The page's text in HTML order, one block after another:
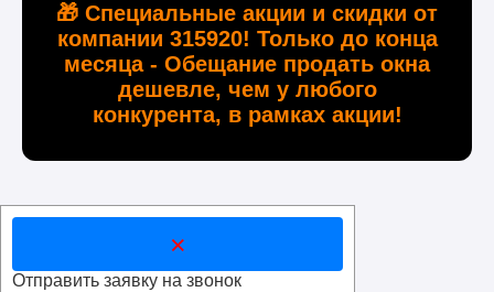
🎁 Специальные акции и скидки от
компании 315920! Только до конца
месяца - Обещание продать окна
дешевле, чем у любого
конкурента, в рамках акции!
×
Отправить заявку на звонок